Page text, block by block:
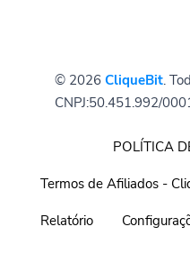
© 2026 CliqueBit.
CNPJ:50.451.992/
POLÍTICA
Termos de Afiliados -
Relatório